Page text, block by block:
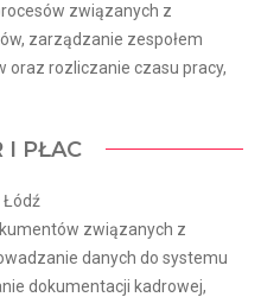
związanych z
zarządzanie zespołem
oraz rozliczanie czasu pracy,
I PŁAC
Łódź
związanych z
danych do systemu
dokumentacji kadrowej,